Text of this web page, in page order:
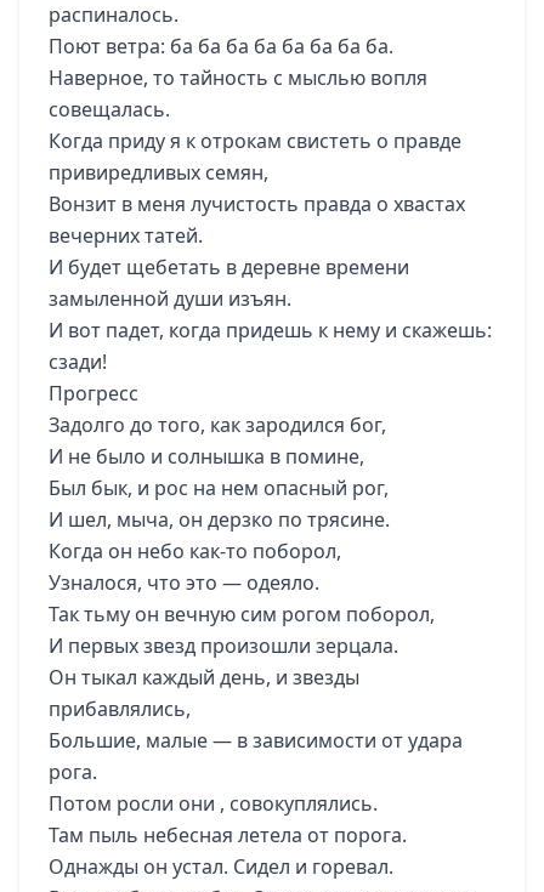
распиналось.
Поют ветра: ба ба ба ба ба ба ба ба.
Наверное, то тайность с мыслью вопля
совещалась.
Когда приду я к отрокам свистеть о правде
привиредливых семян,
Вонзит в меня лучистость правда о хвастах
вечерних татей.
И будет щебетать в деревне времени
замыленной души изъян.
И вот падет, когда придешь к нему и скажешь:
сзади!
Прогресс
Задолго до того, как зародился бог,
И не было и солнышка в помине,
Был бык, и рос на нем опасный рог,
И шел, мыча, он дерзко по трясине.
Когда он небо как-то поборол,
Узналося, что это — одеяло.
Так тьму он вечную сим рогом поборол,
И первых звезд произошли зерцала.
Он тыкал каждый день, и звезды
прибавлялись,
Большие, малые — в зависимости от удара
рога.
Потом росли они , совокуплялись.
Там пыль небесная летела от порога.
Однажды он устал. Сидел и горевал.